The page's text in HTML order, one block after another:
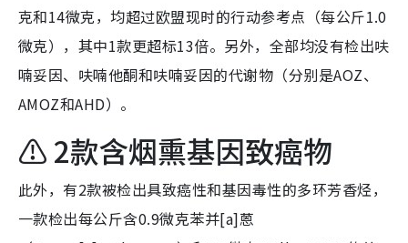
克和14微克，均超过欧盟现时的行动参考点（每公斤1.0
微克），其中1款更超标13倍。另外，全部均没有检出呋
喃妥因、呋喃他酮和呋喃妥因的代谢物（分别是AOZ、
AMOZ和AHD）。
⚠️ 2款含烟熏基因致癌物
此外，有2款被检出具致癌性和基因毒性的多环芳香烃，
一款检出每公斤含0.9微克苯并[a]蒽